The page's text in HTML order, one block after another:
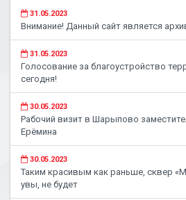
31.05.2023
Внимание! Данный сайт является
31.05.2023
Голосование за благоустройство
сегодня!
30.05.2023
Рабочий визит в Шарыпово
Ерёмина
30.05.2023
Таким красивым как раньше, сквер
увы, не будет